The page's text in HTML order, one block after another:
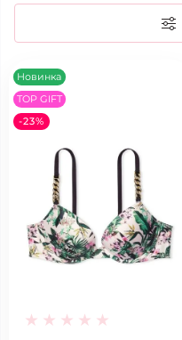
Новинка
TOP GIFT
-23%